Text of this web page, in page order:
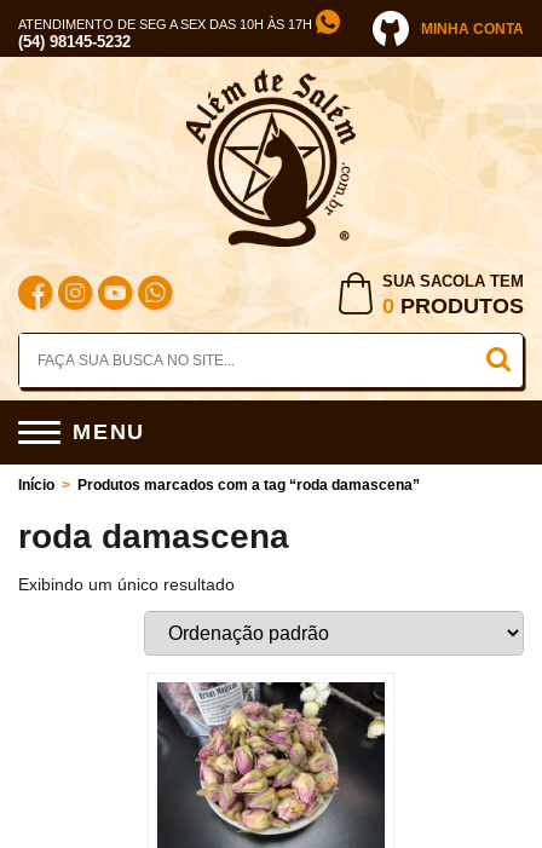
ATENDIMENTO DE SEG A SEX DAS 10H ÀS 17H
(54) 98145-5232
MINHA CONTA
SUA SACOLA TEM
0 PRODUTOS
MENU
Início > Produtos marcados com a tag “roda damascena”
roda damascena
Exibindo um único resultado